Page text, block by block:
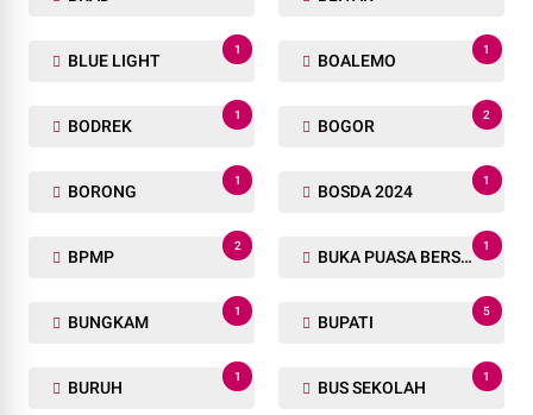
BLUE LIGHT
1
BOALEMO
1
BODREK
1
BOGOR
2
BORONG
1
BOSDA 2024
1
BPMP
2
BUKA PUASA BERSAMA
1
BUNGKAM
1
BUPATI
5
BURUH
1
BUS SEKOLAH
1